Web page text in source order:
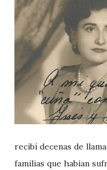
recibí decenas de
familias que habían